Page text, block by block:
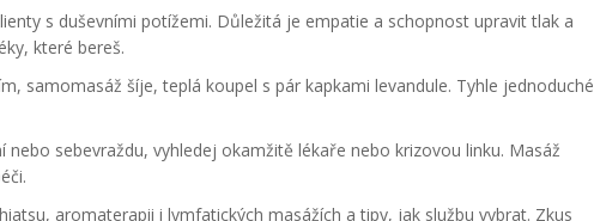
s duševními potížemi. Důležitá je empatie a schopnost upravit tlak a
které bereš.
samomasáž šíje, teplá koupel s pár kapkami levandule. Tyhle jednoduché
sebevraždu, vyhledej okamžitě lékaře nebo krizovou linku. Masáž
aromaterapii i lymfatických masážích a tipy, jak službu vybrat. Zkus